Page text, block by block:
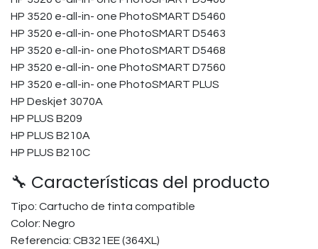
HP 3520 e-all-in- one PhotoSMART D5460
HP 3520 e-all-in- one PhotoSMART D5463
HP 3520 e-all-in- one PhotoSMART D5468
HP 3520 e-all-in- one PhotoSMART D7560
HP 3520 e-all-in- one PhotoSMART PLUS
HP Deskjet 3070A
HP PLUS B209
HP PLUS B210A
HP PLUS B210C
🔧 Características del producto
Tipo: Cartucho de tinta compatible
Color: Negro
Referencia: CB321EE (364XL)